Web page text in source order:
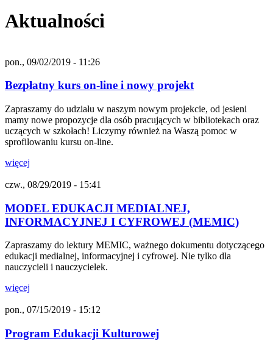
Aktualności
pon., 09/02/2019 - 11:26
Bezpłatny kurs on-line i nowy projekt
Zapraszamy do udziału w naszym nowym projekcie, od jesieni
mamy nowe propozycje dla osób pracujących w bibliotekach oraz
uczących w szkołach! Liczymy również na Waszą pomoc w
sprofilowaniu kursu on-line.
więcej
czw., 08/29/2019 - 15:41
MODEL EDUKACJI MEDIALNEJ,
INFORMACYJNEJ I CYFROWEJ (MEMIC)
Zapraszamy do lektury MEMIC, ważnego dokumentu dotyczącego
edukacji medialnej, informacyjnej i cyfrowej. Nie tylko dla
nauczycieli i nauczycielek.
więcej
pon., 07/15/2019 - 15:12
Program Edukacji Kulturowej